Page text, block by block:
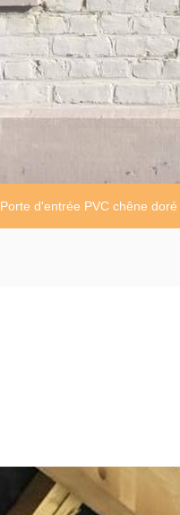
Porte d'entrée PVC chêne